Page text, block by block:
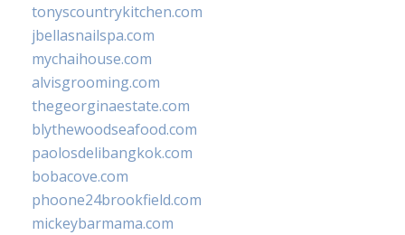
tonyscountrykitchen.com
jbellasnailspa.com
mychaihouse.com
alvisgrooming.com
thegeorginaestate.com
blythewoodseafood.com
paolosdelibangkok.com
bobacove.com
phoone24brookfield.com
mickeybarmama.com